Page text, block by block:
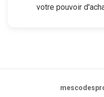
votre pouvoir